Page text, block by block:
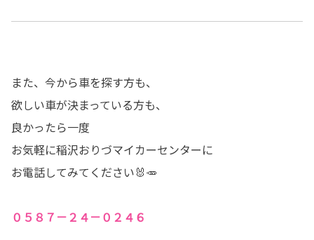
また、今から車を探す方も、
欲しい車が決まっている方も、
良かったら一度
お気軽に稲沢おりづマイカーセンターに
お電話してみてください🐰🥕
０５８７－２４－０２４６